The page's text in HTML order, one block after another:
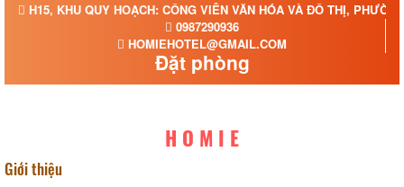
H15, KHU QUY HOẠCH: CÔNG VIÊN VĂN HÓA VÀ ĐÔ THỊ,
0987290936
HOMIEHOTEL@GMAIL.COM
Đặt phòng
H O M I E
Giới thiệu